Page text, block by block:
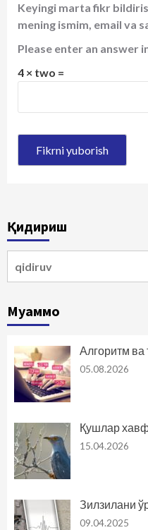
Keyingi marta fikr
mening ismim, email va
Please enter an answer
4 × two =
Қидириш
Муаммо
Алгоритм ва
05.08.2026
Қушлар
15.04.2026
Зилзилани
09.04.2025